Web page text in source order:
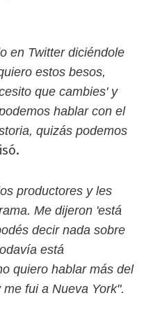
en Twitter diciéndole
estos besos,
que cambies' y
hablar con el
quizás podemos
productores y les
Me dijeron 'está
decir nada sobre
está
quiero hablar más del
fui a Nueva York".